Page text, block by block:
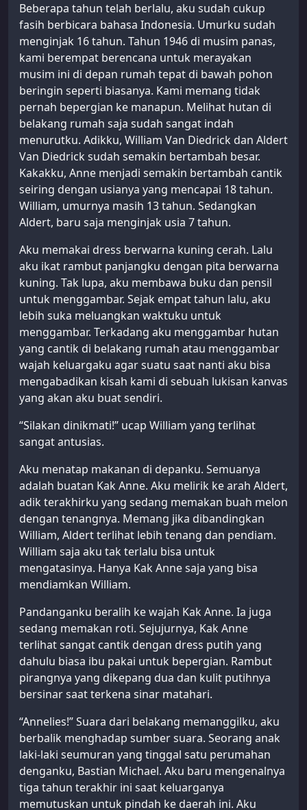
Beberapa tahun telah berlalu, aku sudah cukup
fasih berbicara bahasa Indonesia. Umurku sudah
menginjak 16 tahun. Tahun 1946 di musim panas,
kami berempat berencana untuk merayakan
musim ini di depan rumah tepat di bawah pohon
beringin seperti biasanya. Kami memang tidak
pernah bepergian ke manapun. Melihat hutan di
belakang rumah saja sudah sangat indah
menurutku. Adikku, William Van Diedrick dan Aldert
Van Diedrick sudah semakin bertambah besar.
Kakakku, Anne menjadi semakin bertambah cantik
seiring dengan usianya yang mencapai 18 tahun.
William, umurnya masih 13 tahun. Sedangkan
Aldert, baru saja menginjak usia 7 tahun.
Aku memakai dress berwarna kuning cerah. Lalu
aku ikat rambut panjangku dengan pita berwarna
kuning. Tak lupa, aku membawa buku dan pensil
untuk menggambar. Sejak empat tahun lalu, aku
lebih suka meluangkan waktuku untuk
menggambar. Terkadang aku menggambar hutan
yang cantik di belakang rumah atau menggambar
wajah keluargaku agar suatu saat nanti aku bisa
mengabadikan kisah kami di sebuah lukisan kanvas
yang akan aku buat sendiri.
“Silakan dinikmati!” ucap William yang terlihat
sangat antusias.
Aku menatap makanan di depanku. Semuanya
adalah buatan Kak Anne. Aku melirik ke arah Aldert,
adik terakhirku yang sedang memakan buah melon
dengan tenangnya. Memang jika dibandingkan
William, Aldert terlihat lebih tenang dan pendiam.
William saja aku tak terlalu bisa untuk
mengatasinya. Hanya Kak Anne saja yang bisa
mendiamkan William.
Pandanganku beralih ke wajah Kak Anne. Ia juga
sedang memakan roti. Sejujurnya, Kak Anne
terlihat sangat cantik dengan dress putih yang
dahulu biasa ibu pakai untuk bepergian. Rambut
pirangnya yang dikepang dua dan kulit putihnya
bersinar saat terkena sinar matahari.
“Annelies!” Suara dari belakang memanggilku, aku
berbalik menghadap sumber suara. Seorang anak
laki-laki seumuran yang tinggal satu perumahan
denganku, Bastian Michael. Aku baru mengenalnya
tiga tahun terakhir ini saat keluarganya
memutuskan untuk pindah ke daerah ini. Aku